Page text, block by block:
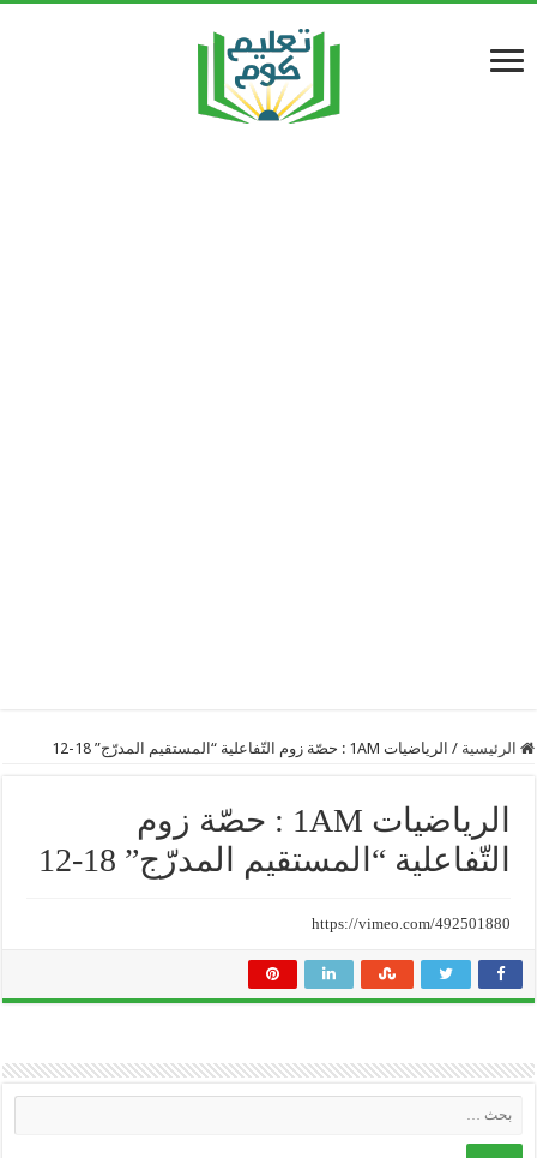
الرئيسية / الرياضيات 1AM : حصّة زوم التّفاعلية “المستقيم المدرّج” 18-12
الرياضيات 1AM : حصّة زوم
التّفاعلية “المستقيم المدرّج” 18-12
https://vimeo.com/492501880